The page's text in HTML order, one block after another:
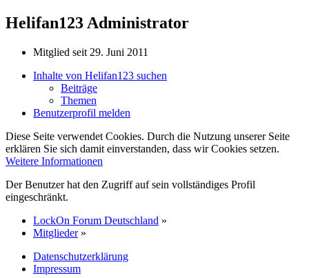
Helifan123 Administrator
Mitglied seit 29. Juni 2011
Inhalte von Helifan123 suchen
Beiträge
Themen
Benutzerprofil melden
Diese Seite verwendet Cookies. Durch die Nutzung unserer Seite
erklären Sie sich damit einverstanden, dass wir Cookies setzen.
Weitere Informationen
Der Benutzer hat den Zugriff auf sein vollständiges Profil
eingeschränkt.
LockOn Forum Deutschland »
Mitglieder »
Datenschutzerklärung
Impressum